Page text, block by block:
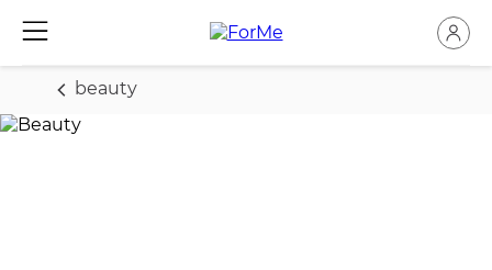
beauty